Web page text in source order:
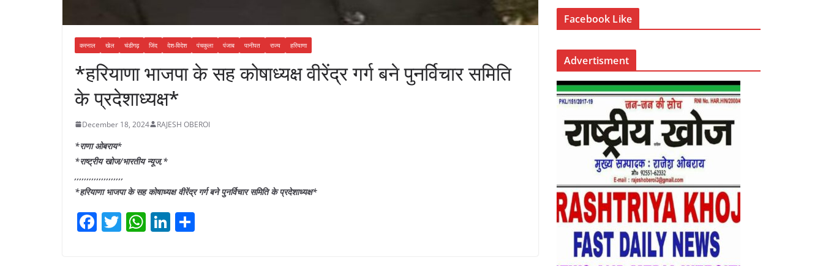
करनाल खेल चंडीगढ़ जिंद देश-विदेश पंचकुला पंजाब पानीपत राज्य हरियाणा
*हरियाणा भाजपा के सह कोषाध्यक्ष वीरेंद्र गर्ग बने पुनर्विचार समिति
के प्रदेशाध्यक्ष*
December 18, 2024 RAJESH OBEROI
*राणा ओबराय*
*राष्ट्रीय खोज/भारतीय न्यूज,*
,,,,,,,,,,,,,,,,,,,,
*हरियाणा भाजपा के सह कोषाध्यक्ष वीरेंद्र गर्ग बने पुनर्विचार समिति के प्रदेशाध्यक्ष*
F T W Li
Facebook Like
Advertisment